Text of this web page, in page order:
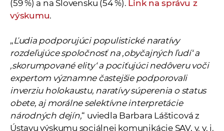
(59 %) a na Slovensku (54 %). Link na správu z
výskumu.
„Ľudia podporujúci populistické naratívy
rozdeľujúce spoločnosť na ‚obyčajných ľudí‘ a
‚skorumpované elity‘ a pociťujúci nedôveru voči
expertom významne častejšie podporovali
inverziu holokaustu, naratívy súperenia o status
obete, aj morálne selektívne interpretácie
národných dejín,“ uviedla Barbara Lášticová z
Ústavu výskumu sociálnej komunikácie SAV, v. v. i.